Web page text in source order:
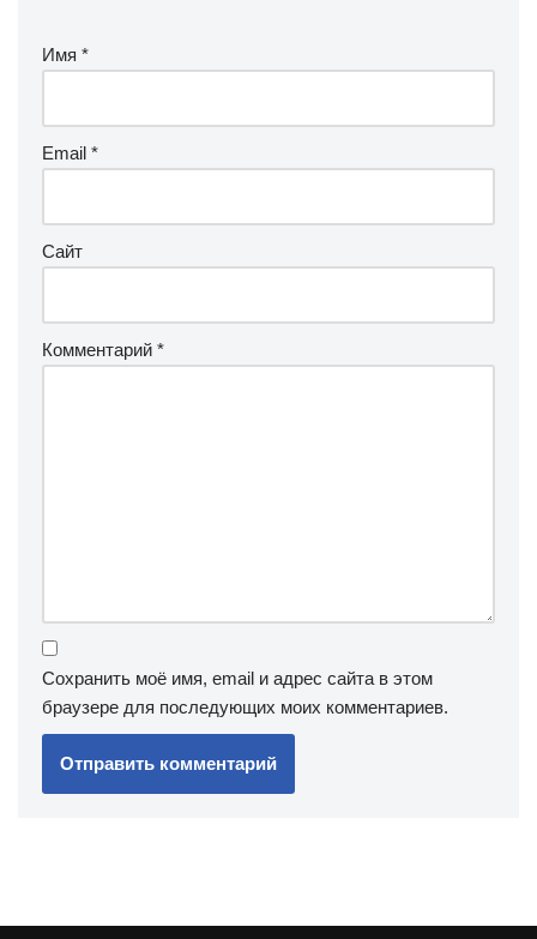
Имя *
Email *
Сайт
Комментарий *
Сохранить моё имя, email и адрес сайта в этом
браузере для последующих моих комментариев.